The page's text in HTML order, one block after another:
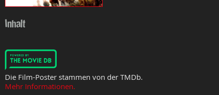
Inhalt
Die Film-Poster stammen von der TMDb.
Mehr Informationen.